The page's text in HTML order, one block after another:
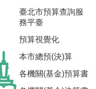
臺北市預算查詢服
務平臺
預算視覺化
本市總預(決)算
各機關(基金)預算書